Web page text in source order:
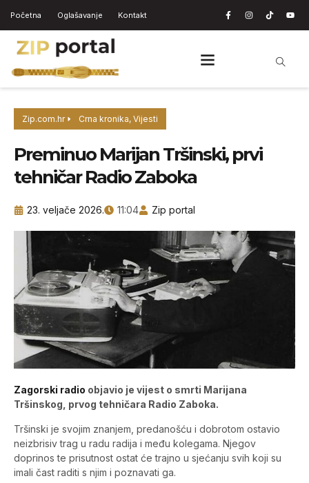
Početna Oglašavanje Kontakt
Zip.com.hr Crna kronika, Vijesti
Preminuo Marijan Tršinski, prvi
tehničar Radio Zaboka
23. veljače 2026. 11:04 Zip portal
Zagorski radio objavio je vijest o smrti Marijana
Tršinskog, prvog tehničara Radio Zaboka.
Tršinski je svojim znanjem, predanošću i dobrotom ostavio
neizbrisiv trag u radu radija i među kolegama. Njegov
doprinos te prisutnost ostat će trajno u sjećanju svih koji su
imali čast raditi s njim i poznavati ga.